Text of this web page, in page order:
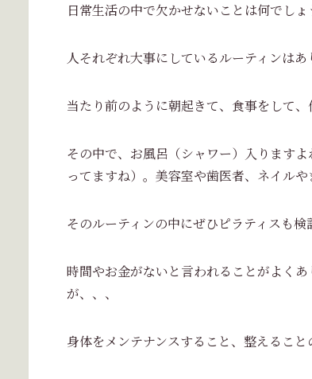
日常生活の中で欠かせないことは何でしょ
人それぞれ大事にしているルーティンはあ
当たり前のように朝起きて、食事をして
その中で、お風呂（シャワー）入ります
ってますね）。美容室や歯医者、ネイル
そのルーティンの中にぜひピラティスも検
時間やお金がないと言われることがよく
が、、、
身体をメンテナンスすること、整えるこ